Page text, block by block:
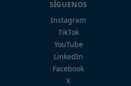
SÍGUENOS
Instagram
TikTok
YouTube
LinkedIn
Facebook
X